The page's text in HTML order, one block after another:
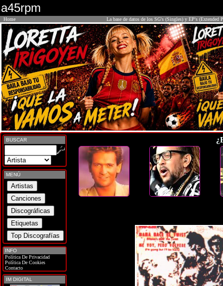
a45rpm
Home La base de datos de los SG's (Singles) y EP's (Extended
BUSCAR
MENÚ
INFO
Política De Privacidad
Política De Cookies
Contacto
IM DIGITAL